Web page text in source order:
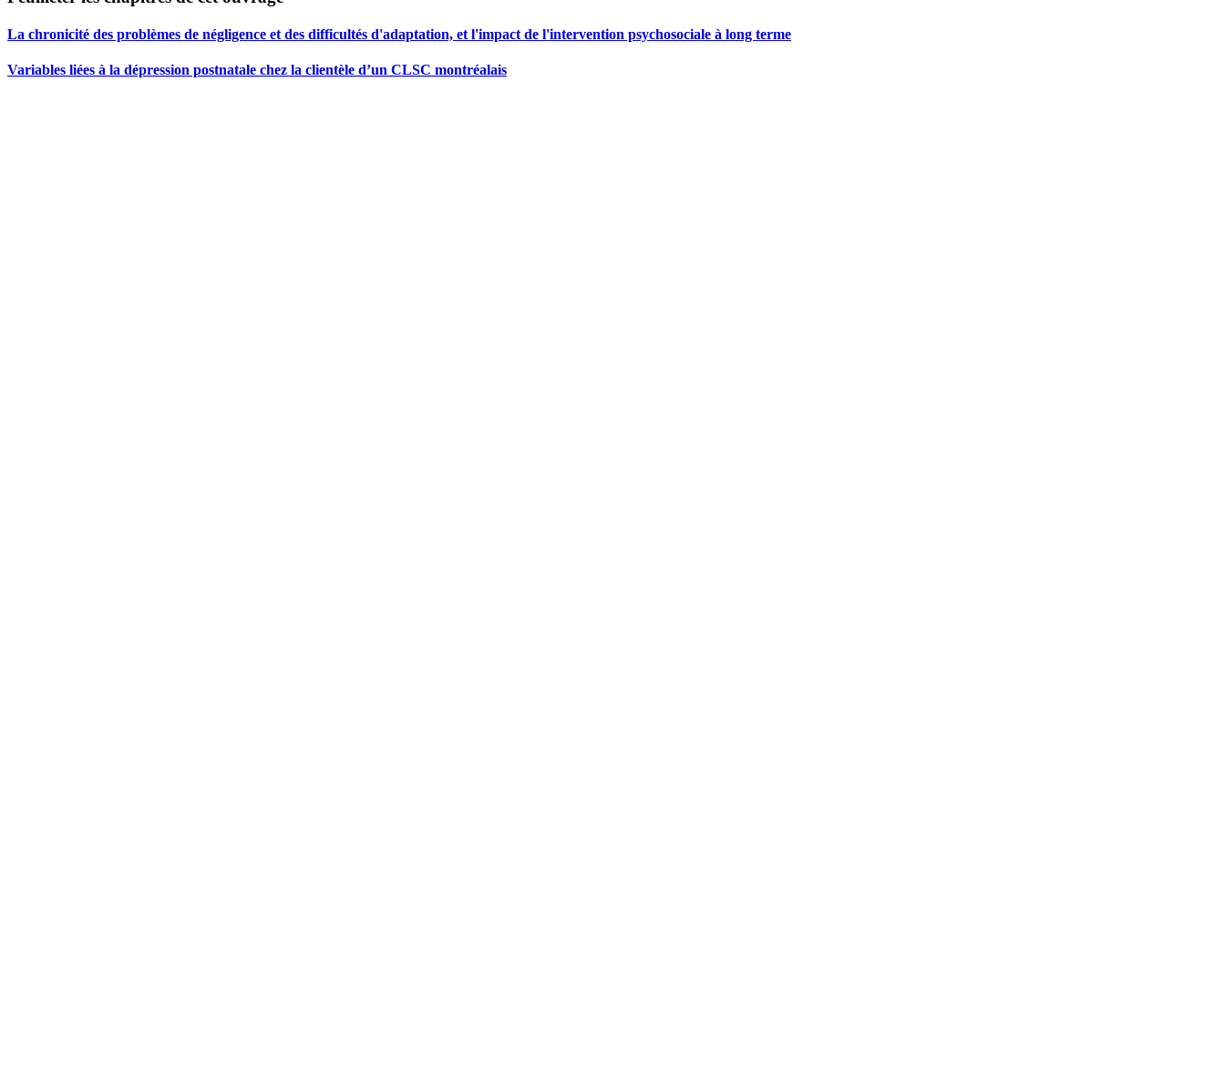
La chronicité des problèmes de négligence et des difficultés d'adaptation, et l'impact de l'intervention psychosociale à long terme
Variables liées à la dépression postnatale chez la clientèle d’un CLSC montréalais